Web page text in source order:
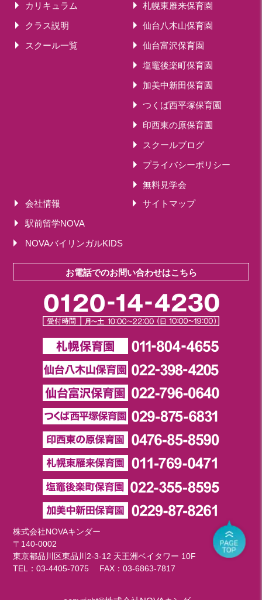
カリキュラム
クラス説明
スクール一覧
札幌東雁来保育園
仙台八木山保育園
仙台富沢保育園
塩竈後楽町保育園
加美中新田保育園
つくば西平塚保育園
印西東の原保育園
スクールブログ
プライバシーポリシー
無料見学会
会社情報
サイトマップ
駅前留学NOVA
NOVAバイリンガルKIDS
お電話でのお問い合わせはこちら
株式会社NOVAキンダー
〒140-0002
東京都品川区東品川2-3-12 天王洲ベイタワー 10F
TEL：03-4405-7075 FAX：03-6863-7817